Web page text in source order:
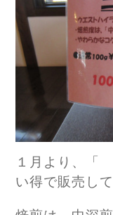
１月より、「
い得で販売して